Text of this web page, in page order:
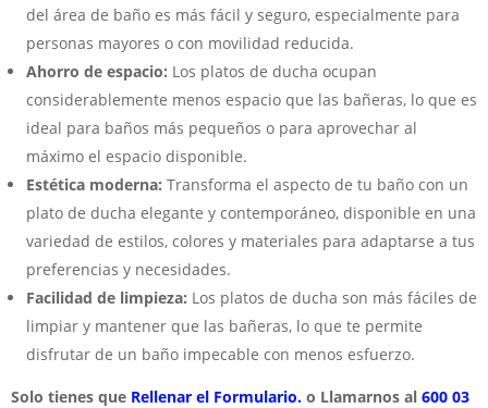
del área de baño es más fácil y seguro, especialmente para
personas mayores o con movilidad reducida.
Ahorro de espacio: Los platos de ducha ocupan
considerablemente menos espacio que las bañeras, lo que es
ideal para baños más pequeños o para aprovechar al
máximo el espacio disponible.
Estética moderna: Transforma el aspecto de tu baño con un
plato de ducha elegante y contemporáneo, disponible en una
variedad de estilos, colores y materiales para adaptarse a tus
preferencias y necesidades.
Facilidad de limpieza: Los platos de ducha son más fáciles de
limpiar y mantener que las bañeras, lo que te permite
disfrutar de un baño impecable con menos esfuerzo.
Solo tienes que Rellenar el Formulario. o Llamarnos al 600 03